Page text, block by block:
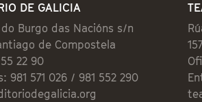
DE GALICIA
Burgo das Nacións s/n
de Compostela
22 90
981 571 026 / 981 552 290